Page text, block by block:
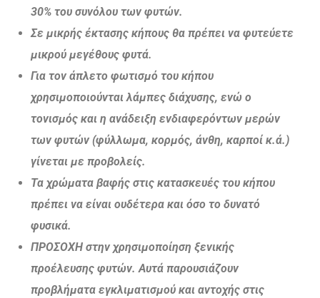
30% του συνόλου των φυτών.
Σε μικρής έκτασης κήπους θα πρέπει να φυτεύετε
μικρού μεγέθους φυτά.
Για τον άπλετο φωτισμό του κήπου
χρησιμοποιούνται λάμπες διάχυσης, ενώ ο
τονισμός και η ανάδειξη ενδιαφερόντων μερών
των φυτών (φύλλωμα, κορμός, άνθη, καρποί κ.ά.)
γίνεται με προβολείς.
Τα χρώματα βαφής στις κατασκευές του κήπου
πρέπει να είναι ουδέτερα και όσο το δυνατό
φυσικά.
ΠΡΟΣΟΧΗ στην χρησιμοποίηση ξενικής
προέλευσης φυτών. Αυτά παρουσιάζουν
προβλήματα εγκλιματισμού και αντοχής στις